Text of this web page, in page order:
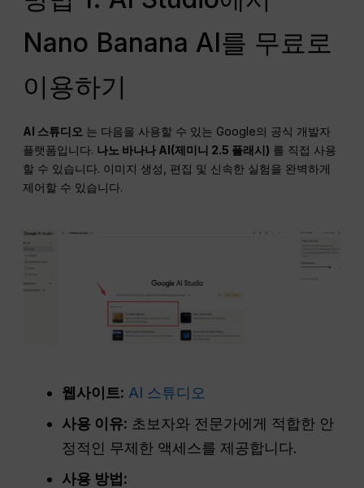
Nano Banana AI를 무료로
이용하기
AI 스튜디오 는 다음을 사용할 수 있는 Google의 공식 개발자
플랫폼입니다. 나노 바나나 AI(제미니 2.5 플래시) 를 직접 사용
할 수 있습니다. 이미지 생성, 편집 및 신속한 실험을 완벽하게
제어할 수 있습니다.
웹사이트: AI 스튜디오
사용 이유: 초보자와 전문가에게 적합한 안
정적인 무제한 액세스를 제공합니다.
사용 방법: